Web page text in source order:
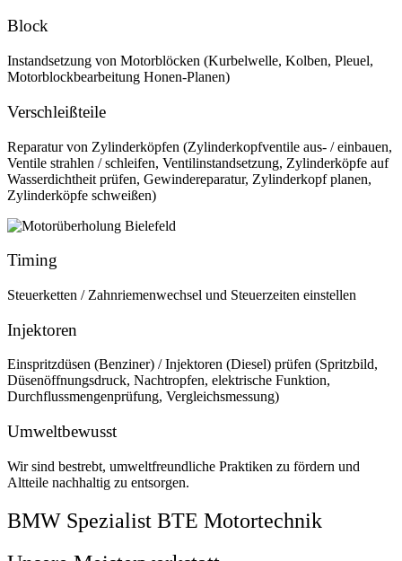
Block
Instandsetzung von Motorblöcken (Kurbelwelle, Kolben, Pleuel,
Motorblockbearbeitung Honen-Planen)
Verschleißteile
Reparatur von Zylinderköpfen (Zylinderkopfventile aus- / einbauen,
Ventile strahlen / schleifen, Ventilinstandsetzung, Zylinderköpfe auf
Wasserdichtheit prüfen, Gewindereparatur, Zylinderkopf planen,
Zylinderköpfe schweißen)
Timing
Steuerketten / Zahnriemenwechsel und Steuerzeiten einstellen
Injektoren
Einspritzdüsen (Benziner) / Injektoren (Diesel) prüfen (Spritzbild,
Düsenöffnungsdruck, Nachtropfen, elektrische Funktion,
Durchflussmengenprüfung, Vergleichsmessung)
Umweltbewusst
Wir sind bestrebt, umweltfreundliche Praktiken zu fördern und
Altteile nachhaltig zu entsorgen.
BMW Spezialist BTE Motortechnik